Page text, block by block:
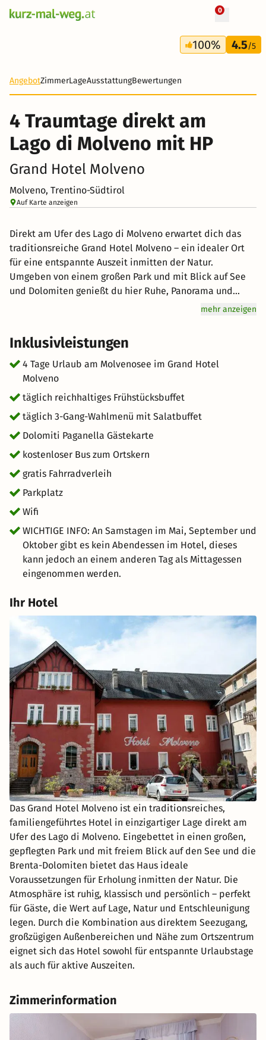
0
4 Tage
229 €
100% 4.5/5
AngebotZimmerLageAusstattungBewertungen
4 Traumtage direkt am
Lago di Molveno mit HP
Grand Hotel Molveno
Molveno, Trentino-Südtirol
Auf Karte anzeigen
Direkt am Ufer des Lago di Molveno erwartet dich das
traditionsreiche Grand Hotel Molveno – ein idealer Ort
für eine entspannte Auszeit inmitten der Natur.
Umgeben von einem großen Park und mit Blick auf See
und Dolomiten genießt du hier Ruhe, Panorama und
Erholung. Du übernachtest in gemütlichen Zimmern und
schönem Wetter auf der Terrasse mit Seeblick. Der
beheizte Außenpool, der private Seezugang und die
großzügigen Außenflächen laden zum Abschalten ein.
Spaziergänge rund um den See, Ausflüge ins Ortszentrum
oder Aktivitäten in den Bergen sorgen für Abwechslung.
Perfekt für alle, die kurz mal weg wollen und Natur,
Wasser und Ruhe schätzen.
mehr anzeigen
Inklusivleistungen
4 Tage Urlaub am Molvenosee im Grand Hotel
Molveno
täglich reichhaltiges Frühstücksbuffet
täglich 3-Gang-Wahlmenü mit Salatbuffet
Dolomiti Paganella Gästekarte
kostenloser Bus zum Ortskern
gratis Fahrradverleih
Parkplatz
Wifi
WICHTIGE INFO: An Samstagen im Mai, September und
Oktober gibt es kein Abendessen im Hotel, dieses
kann jedoch an einem anderen Tag als Mittagessen
eingenommen werden.
Ihr Hotel
Das Grand Hotel Molveno ist ein traditionsreiches,
familiengeführtes Hotel in einzigartiger Lage direkt am
Ufer des Lago di Molveno. Eingebettet in einen großen,
gepflegten Park und mit freiem Blick auf den See und die
Brenta-Dolomiten bietet das Haus ideale
Voraussetzungen für Erholung inmitten der Natur. Die
Atmosphäre ist ruhig, klassisch und persönlich – perfekt
für Gäste, die Wert auf Lage, Natur und Entschleunigung
legen. Durch die Kombination aus direktem Seezugang,
großzügigen Außenbereichen und Nähe zum Ortszentrum
eignet sich das Hotel sowohl für entspannte Urlaubstage
als auch für aktive Auszeiten.
Zimmerinformation